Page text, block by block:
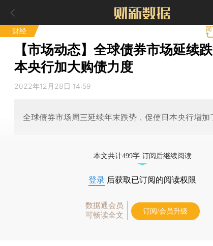
财经
【市场动态】全球债券市场延续
本央行加大购债力度
2022年12月28日 14:59
全球债券市场周三延续年末跌势，促使日本央行增加
本文共计499字 订阅后继续阅读
登录 后获取已订阅的阅读权限
数据通会员
可畅读全文
订阅/会员升级